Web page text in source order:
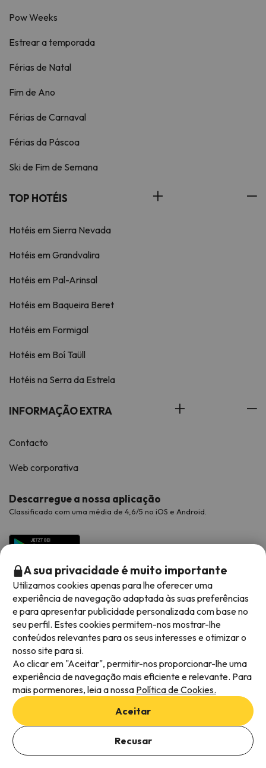
Adicionar datas para verificar a disponibilidade
Selecionar datas
Pow Weeks
Estrear a temporada
Férias de Natal
Fim de Ano
Férias de Carnaval
Férias da Páscoa
Ski de Fim de Semana
TOP HOTÉIS
Hotéis em Sierra Nevada
Hotéis em Grandvalira
Hotéis em Pal-Arinsal
Hotéis em Baqueira Beret
Hotéis em Formigal
Hotéis em Boí Taüll
Hotéis na Serra da Estrela
INFORMAÇÃO EXTRA
Contacto
Web corporativa
Descarregue a nossa aplicação
Classificado com uma média de 4,6/5 no iOS e Android.
Métodos de pagamento disponíveis
Termos e condições gerais
Privacidade dos dados
Política de cookies
A sua privacidade é muito importante
Utilizamos cookies apenas para lhe oferecer uma
experiência de navegação adaptada às suas preferências
e para apresentar publicidade personalizada com base no
seu perfil. Estes cookies permitem-nos mostrar-lhe
conteúdos relevantes para os seus interesses e otimizar o
nosso site para si.
Ao clicar em "Aceitar", permitir-nos proporcionar-lhe uma
experiência de navegação mais eficiente e relevante. Para
mais pormenores, leia a nossa Política de Cookies.
Aceitar
Recusar